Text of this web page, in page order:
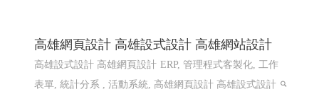
高雄網頁設計 高雄設式設計 高雄網站設計
高雄設式設計 高雄網頁設計 ERP, 管理程式客製化, 工作
表單, 統計分系 , 活動系統, 高雄網頁設計 高雄設式設計